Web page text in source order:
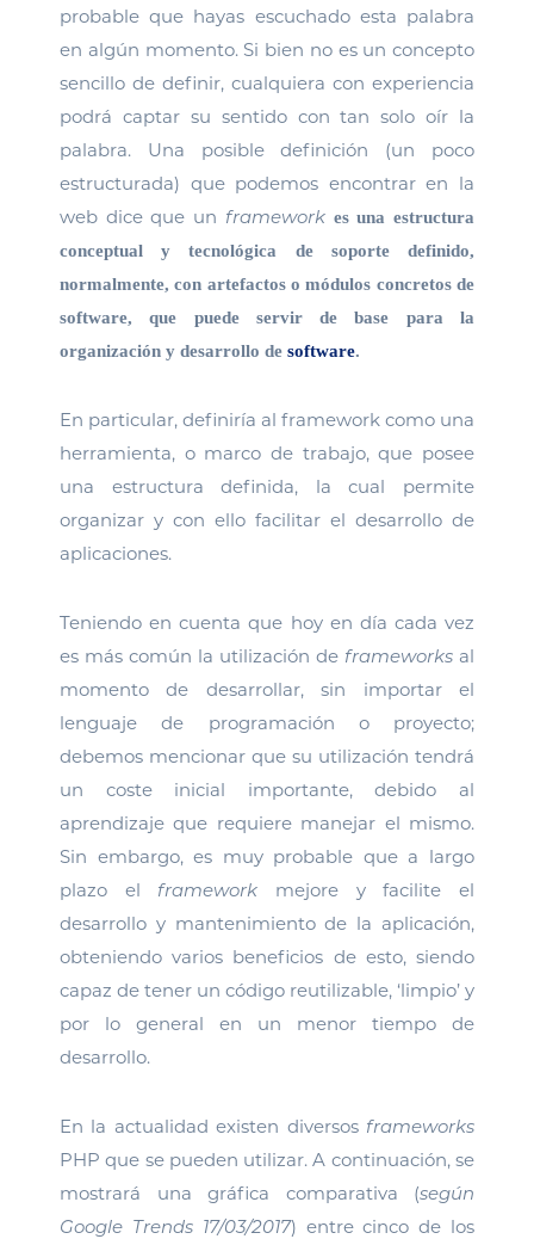
probable que hayas escuchado esta palabra
en algún momento. Si bien no es un concepto
sencillo de definir, cualquiera con experiencia
podrá captar su sentido con tan solo oír la
palabra. Una posible definición (un poco
estructurada) que podemos encontrar en la
web dice que un framework es una estructura
conceptual y tecnológica de soporte definido,
normalmente, con artefactos o módulos concretos de
software, que puede servir de base para la
organización y desarrollo de software.
En particular, definiría al framework como una
herramienta, o marco de trabajo, que posee
una estructura definida, la cual permite
organizar y con ello facilitar el desarrollo de
aplicaciones.
Teniendo en cuenta que hoy en día cada vez
es más común la utilización de frameworks al
momento de desarrollar, sin importar el
lenguaje de programación o proyecto;
debemos mencionar que su utilización tendrá
un coste inicial importante, debido al
aprendizaje que requiere manejar el mismo.
Sin embargo, es muy probable que a largo
plazo el framework mejore y facilite el
desarrollo y mantenimiento de la aplicación,
obteniendo varios beneficios de esto, siendo
capaz de tener un código reutilizable, ‘limpio’ y
por lo general en un menor tiempo de
desarrollo.
En la actualidad existen diversos frameworks
PHP que se pueden utilizar. A continuación, se
mostrará una gráfica comparativa (según
Google Trends 17/03/2017) entre cinco de los